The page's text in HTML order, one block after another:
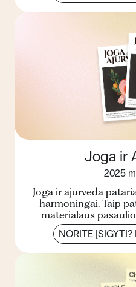
Joga ir
2025
Joga ir ajurveda
harmoningai. Taip
materialaus
žinojimo
NORITE